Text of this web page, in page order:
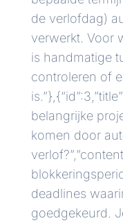
de verlofdag)
verwerkt. Voor
is handmatige
controleren of
belangrijke
komen door
deadlines
goedgekeurd.